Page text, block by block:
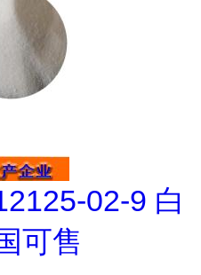
02-9 白
可售